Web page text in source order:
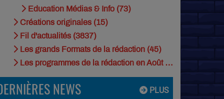
Education Médias & Info (73)
Créations originales (15)
Fil d'actualités (3837)
Les grands Formats de la rédaction (45)
Les programmes de la rédaction en Août (9)
PLUS
NEWS